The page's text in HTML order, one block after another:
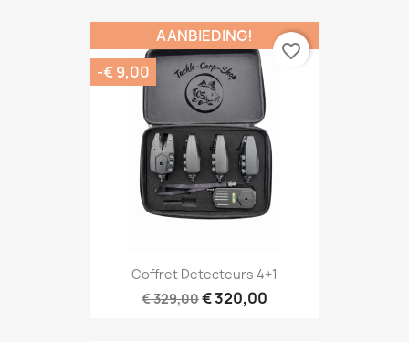
Coffret Detecteurs 4+1
€ 329,00€ 320,00
AANBIEDING!
-€ 9,00
favorite_border